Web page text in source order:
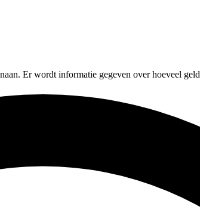
Er wordt informatie gegeven over hoeveel